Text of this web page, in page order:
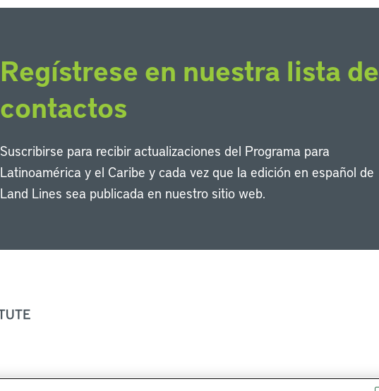
Regístrese en nuestra lista de
contactos
Suscribirse para recibir actualizaciones del Programa para
Latinoamérica y el Caribe y cada vez que la edición en español de
Land Lines sea publicada en nuestro sitio web.